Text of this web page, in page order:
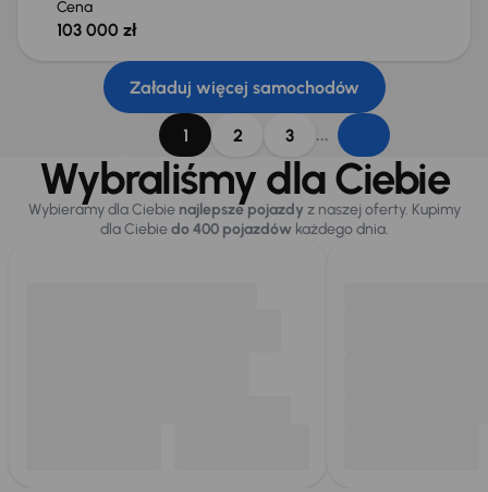
Cena
103 000 zł
Załaduj więcej samochodów
1 2 3 ...
Wybraliśmy dla Ciebie
Wybieramy dla Ciebie najlepsze pojazdy z naszej oferty. Kupimy
dla Ciebiedo 400 pojazdówkażdego dnia.